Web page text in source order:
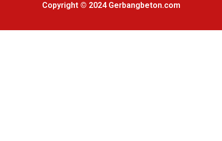
Copyright © 2024 Gerbangbeton.com